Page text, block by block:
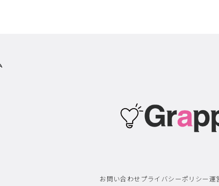
お問い合わせプライバシーポリシー運